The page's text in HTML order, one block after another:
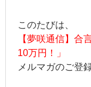
このたびは、
【夢咲通信】
10万円！」
メルマガのご登